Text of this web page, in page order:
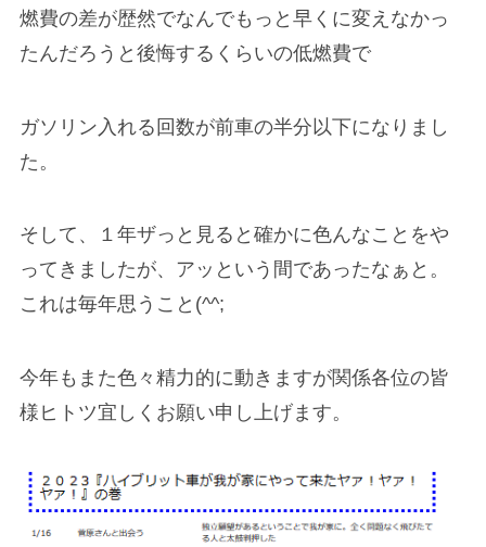
燃費の差が歴然でなんでもっと早くに変えなかっ
たんだろうと後悔するくらいの低燃費で
ガソリン入れる回数が前車の半分以下になりまし
た。
そして、１年ザっと見ると確かに色んなことをや
ってきましたが、アッという間であったなぁと。
これは毎年思うこと(^^;
今年もまた色々精力的に動きますが関係各位の皆
様ヒトツ宜しくお願い申し上げます。